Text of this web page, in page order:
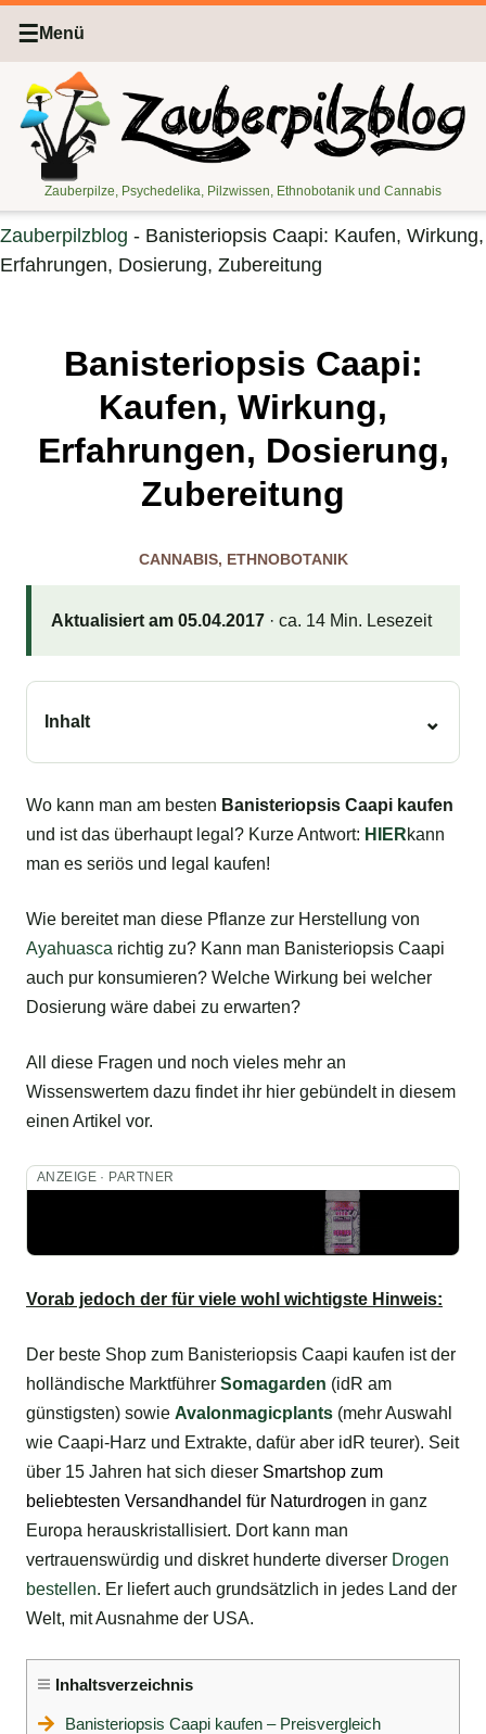
☰ Menü
Zauberpilze, Psychedelika, Pilzwissen, Ethnobotanik und Cannabis
Zauberpilzblog - Banisteriopsis Caapi: Kaufen, Wirkung,
Erfahrungen, Dosierung, Zubereitung
Banisteriopsis Caapi:
Kaufen, Wirkung,
Erfahrungen, Dosierung,
Zubereitung
CANNABIS, ETHNOBOTANIK
Aktualisiert am 05.04.2017· ca. 14 Min. Lesezeit
Inhalt
Wo kann man am besten Banisteriopsis Caapi kaufen
und ist das überhaupt legal? Kurze Antwort: HIERkann
man es seriös und legal kaufen!
Wie bereitet man diese Pflanze zur Herstellung von
Ayahuasca richtig zu? Kann man Banisteriopsis Caapi
auch pur konsumieren? Welche Wirkung bei welcher
Dosierung wäre dabei zu erwarten?
All diese Fragen und noch vieles mehr an
Wissenswertem dazu findet ihr hier gebündelt in diesem
einen Artikel vor.
ANZEIGE · PARTNER
Vorab jedoch der für viele wohl wichtigste Hinweis:
Der beste Shop zum Banisteriopsis Caapi kaufen ist der
holländische Marktführer Somagarden (idR am
günstigsten) sowie Avalonmagicplants (mehr Auswahl
wie Caapi-Harz und Extrakte, dafür aber idR teurer). Seit
über 15 Jahren hat sich dieser Smartshop zum
beliebtesten Versandhandel für Naturdrogen in ganz
Europa herauskristallisiert. Dort kann man
vertrauenswürdig und diskret hunderte diverser Drogen
bestellen. Er liefert auch grundsätzlich in jedes Land der
Welt, mit Ausnahme der USA.
Inhaltsverzeichnis
Banisteriopsis Caapi kaufen – Preisvergleich